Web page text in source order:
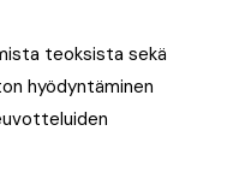
teoksista sekä
hyödyntäminen